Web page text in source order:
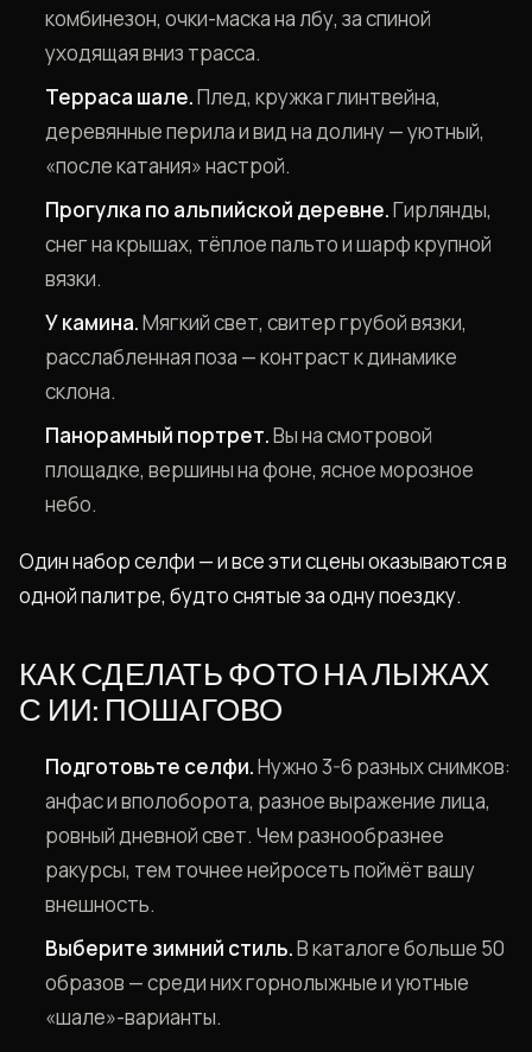
комбинезон, очки-маска на лбу, за спиной
уходящая вниз трасса.
Терраса шале.Плед, кружка глинтвейна,
деревянные перила и вид на долину — уютный,
«после катания» настрой.
Прогулка по альпийской деревне.Гирлянды,
снег на крышах, тёплое пальто и шарф крупной
вязки.
У камина.Мягкий свет, свитер грубой вязки,
расслабленная поза — контраст к динамике
склона.
Панорамный портрет.Вы на смотровой
площадке, вершины на фоне, ясное морозное
небо.
Один набор селфи — и все эти сцены оказываются в
одной палитре, будто снятые за одну поездку.
КАК СДЕЛАТЬ ФОТО НА ЛЫЖАХ
С ИИ: ПОШАГОВО
Подготовьте селфи.Нужно 3-6 разных снимков:
анфас и вполоборота, разное выражение лица,
ровный дневной свет. Чем разнообразнее
ракурсы, тем точнее нейросеть поймёт вашу
внешность.
Выберите зимний стиль.В каталоге больше 50
образов — среди них горнолыжные и уютные
«шале»-варианты.